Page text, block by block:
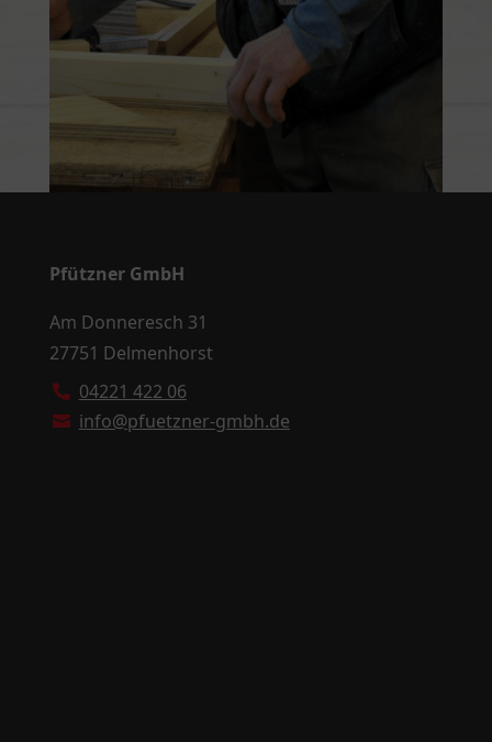
Pfützner GmbH
Am Donneresch 31
27751 Delmenhorst
 04221 422 06
 info@pfuetzner-gmbh.de